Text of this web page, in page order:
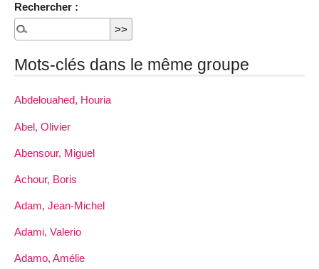
Rechercher :
Mots-clés dans le même groupe
Abdelouahed, Houria
Abel, Olivier
Abensour, Miguel
Achour, Boris
Adam, Jean-Michel
Adami, Valerio
Adamo, Amélie